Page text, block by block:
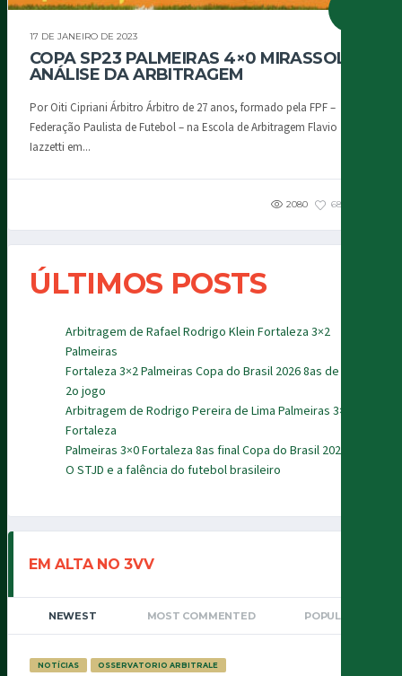
17 DE JANEIRO DE 2023
COPA SP23 PALMEIRAS 4×0 MIRASSOL:
ANÁLISE DA ARBITRAGEM
Por Oiti Cipriani Árbitro Árbitro de 27 anos, formado pela FPF –
Federação Paulista de Futebol – na Escola de Arbitragem Flavio
Iazzetti em...
2080 689
ÚLTIMOS POSTS
Arbitragem de Rafael Rodrigo Klein Fortaleza 3×2
Palmeiras
Fortaleza 3×2 Palmeiras Copa do Brasil 2026 8as de final
2o jogo
Arbitragem de Rodrigo Pereira de Lima Palmeiras 3×0
Fortaleza
Palmeiras 3×0 Fortaleza 8as final Copa do Brasil 2026
O STJD e a falência do futebol brasileiro
EM ALTA NO 3VV
NEWEST MOST COMMENTED POPULAR
NOTÍCIAS OSSERVATORIO ARBITRALE